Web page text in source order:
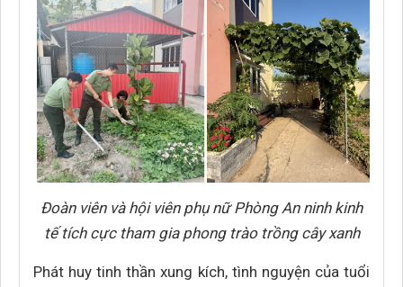
Đoàn viên và hội viên phụ nữ Phòng An ninh kinh
tế tích cực tham gia phong trào trồng cây xanh
Phát huy tinh thần xung kích, tình nguyện của tuổi